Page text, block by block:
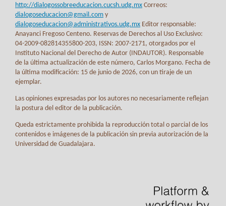
http://dialogossobreeducacion.cucsh.udg.mx Correos:
dialogoseducacion@gmail.com y
dialogoseducacion@administrativos.udg.mx Editor responsable:
Anayanci Fregoso Centeno. Reservas de Derechos al Uso Exclusivo:
04-2009-082814355800-203, ISSN: 2007-2171, otorgados por el
Instituto Nacional del Derecho de Autor (INDAUTOR). Responsable
de la última actualización de este número, Carlos Morgano. Fecha de
la última modificación: 15 de junio de 2026, con un tiraje de un
ejemplar.
Las opiniones expresadas por los autores no necesariamente reflejan
la postura del editor de la publicación.
Queda estrictamente prohibida la reproducción total o parcial de los
contenidos e imágenes de la publicación sin previa autorización de la
Universidad de Guadalajara.